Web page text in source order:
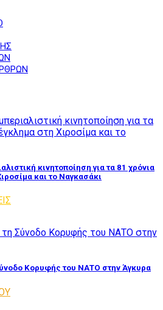
κινητοποίηση για τα 81 χρόνια
και το Ναγκασάκι
Κορυφής του ΝΑΤΟ στην Άγκυρα